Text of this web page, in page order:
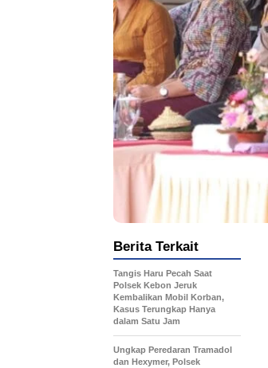
Berita Terkait
Tangis Haru Pecah Saat
Polsek Kebon Jeruk
Kembalikan Mobil Korban,
Kasus Terungkap Hanya
dalam Satu Jam
Ungkap Peredaran Tramadol
dan Hexymer, Polsek